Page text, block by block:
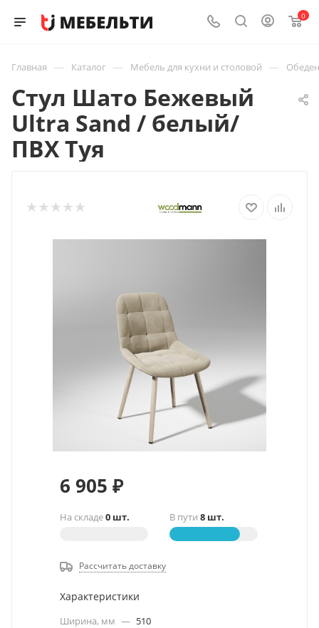
0
Главная — Каталог — Мебель для кухни и столовой —
Стул Шато Бежевый
Ultra Sand / белый/
ПВХ Туя
6 905 ₽
На складе0 шт. В пути 8 шт.
Рассчитать доставку
Характеристики
Ширина, мм — 510